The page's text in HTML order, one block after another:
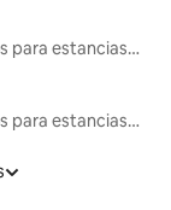
Alojamientos para estancias largas
Alojamientos para estancias largas